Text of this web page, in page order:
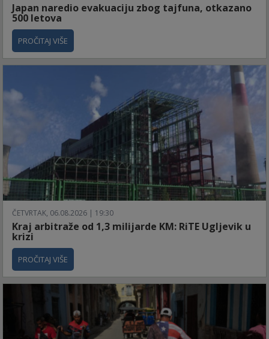
Japan naredio evakuaciju zbog tajfuna, otkazano
500 letova
PROČITAJ VIŠE
ČETVRTAK, 06.08.2026 | 19:30
Kraj arbitraže od 1,3 milijarde KM: RiTE Ugljevik u
krizi
PROČITAJ VIŠE